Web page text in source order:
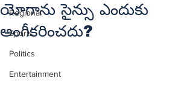
Regional
Sports
Politics
Entertainment
యోగాను సైన్సు ఎందుకు
అంగీకరించదు?